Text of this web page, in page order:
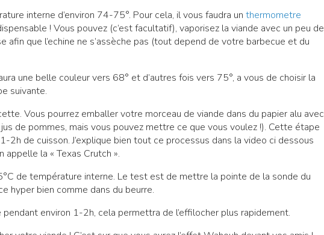
interne d’environ 74-75°. Pour cela, il vous faudra un thermometre
! Vous pouvez (c’est facultatif), vaporisez la viande avec un peu de
que l’echine ne s’assèche pas (tout depend de votre barbecue et du
une belle couleur vers 68° et d’autres fois vers 75°, a vous de choisir la
suivante.
Vous pourrez emballer votre morceau de viande dans du papier alu avec
de pommes, mais vous pouvez mettre ce que vous voulez !). Cette étape
de cuisson. J’explique bien tout ce processus dans la video ci dessous
appelle la « Texas Crutch ».
de température interne. Le test est de mettre la pointe de la sonde du
hyper bien comme dans du beurre.
environ 1-2h, cela permettra de l’effilocher plus rapidement.